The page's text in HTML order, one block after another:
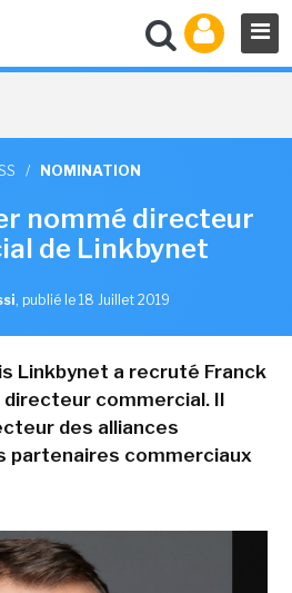
/ NOMINATION
nommé directeur
de Linkbynet
, publié le 18 Juillet 2019
Linkbynet a recruté Franck
commercial. Il
des alliances
partenaires commerciaux